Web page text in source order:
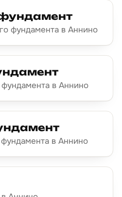
фундамента в Аннино
в Аннино
в Аннино